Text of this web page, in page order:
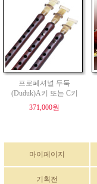
프로페셔널 두둑
(Duduk)A키 또는 C키
371,000원
마이페이지
기획전